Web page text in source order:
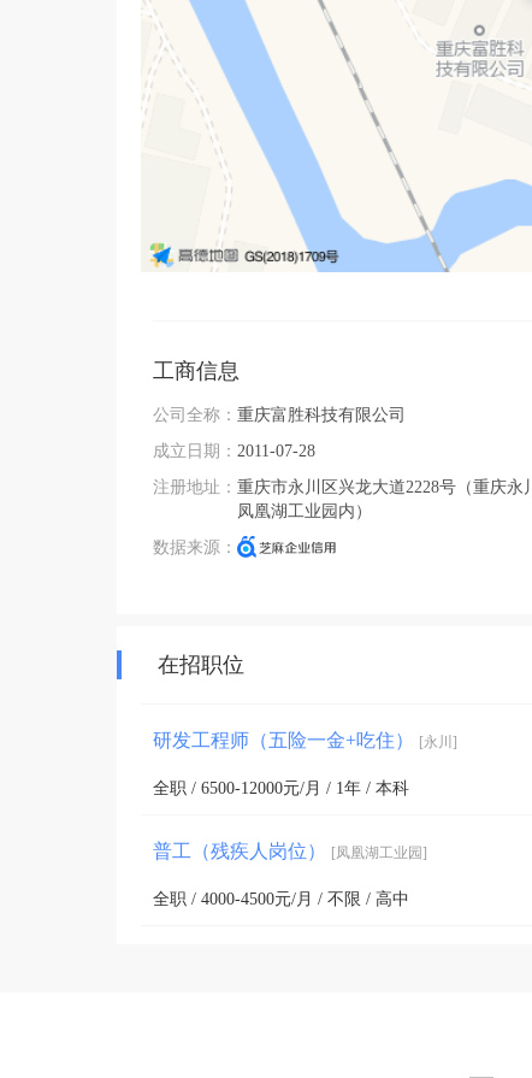
工商信息
公司全称： 重庆富胜科技有限公司
成立日期： 2011-07-28
注册地址： 重庆市永川区兴龙大道2228号（重庆永
凤凰湖工业园内）
数据来源：
在招职位
研发工程师（五险一金+吃住） [永川]
全职 / 6500-12000元/月 / 1年 / 本科
普工（残疾人岗位） [凤凰湖工业园]
全职 / 4000-4500元/月 / 不限 / 高中